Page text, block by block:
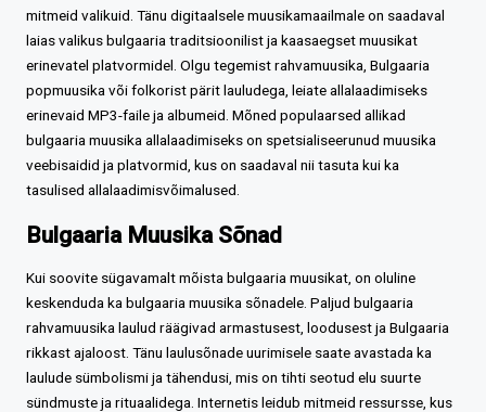
mitmeid valikuid. Tänu digitaalsele muusikamaailmale on saadaval
laias valikus bulgaaria traditsioonilist ja kaasaegset muusikat
erinevatel platvormidel. Olgu tegemist rahvamuusika, Bulgaaria
popmuusika või folkorist pärit lauludega, leiate allalaadimiseks
erinevaid MP3-faile ja albumeid. Mõned populaarsed allikad
bulgaaria muusika allalaadimiseks on spetsialiseerunud muusika
veebisaidid ja platvormid, kus on saadaval nii tasuta kui ka
tasulised allalaadimisvõimalused.
Bulgaaria Muusika Sõnad
Kui soovite sügavamalt mõista bulgaaria muusikat, on oluline
keskenduda ka bulgaaria muusika sõnadele. Paljud bulgaaria
rahvamuusika laulud räägivad armastusest, loodusest ja Bulgaaria
rikkast ajaloost. Tänu laulusõnade uurimisele saate avastada ka
laulude sümbolismi ja tähendusi, mis on tihti seotud elu suurte
sündmuste ja rituaalidega. Internetis leidub mitmeid ressursse, kus